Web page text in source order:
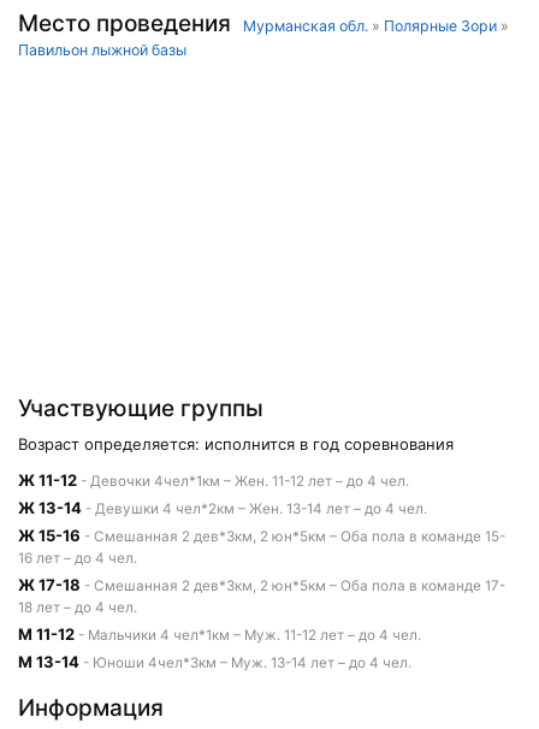
Место проведения Мурманская обл. » Полярные Зори »
Павильон лыжной базы
Участвующие группы
Возраст определяется: исполнится в год соревнования
Ж 11-12 - Девочки 4чел*1км – Жен. 11-12 лет – до 4 чел.
Ж 13-14 - Девушки 4 чел*2км – Жен. 13-14 лет – до 4 чел.
Ж 15-16 - Смешанная 2 дев*3км, 2 юн*5км – Оба пола в команде 15-
16 лет – до 4 чел.
Ж 17-18 - Смешанная 2 дев*3км, 2 юн*5км – Оба пола в команде 17-
18 лет – до 4 чел.
М 11-12 - Мальчики 4 чел*1км – Муж. 11-12 лет – до 4 чел.
М 13-14 - Юноши 4чел*3км – Муж. 13-14 лет – до 4 чел.
Информация